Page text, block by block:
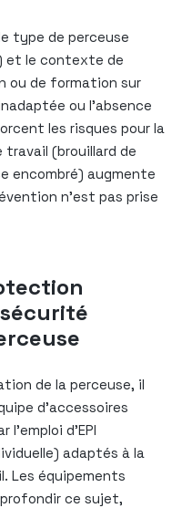
type de perceuse
et le contexte de
ou de formation sur
ou l’absence
les risques pour la
travail (brouillard de
encombré) augmente
n’est pas prise
de la perceuse, il
d’accessoires
d’EPI
adaptés à la
Les équipements
ce sujet,